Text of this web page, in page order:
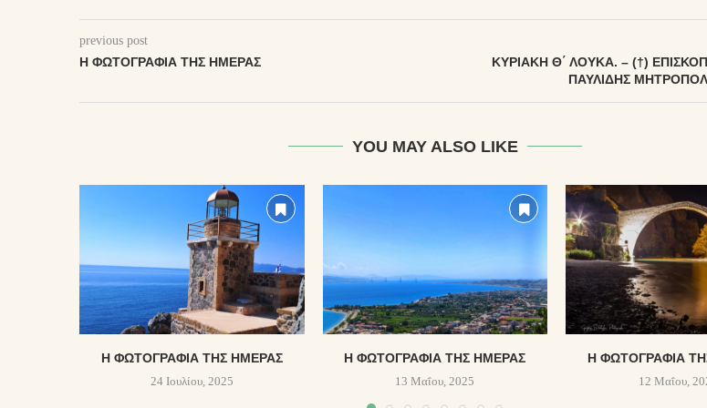
previous post
Η ΦΩΤΟΓΡΑΦΊΑ ΤΗΣ ΗΜΈΡΑΣ
ΚΥΡΙΑΚΉ Θ΄ ΛΟΥΚΆ. – (†)
ΠΑΥΛΊΔΗΣ
YOU MAY ALSO LIKE
Η ΦΩΤΟΓΡΑΦΊΑ ΤΗΣ ΗΜΈΡΑΣ
24 Ιουλίου, 2025
Η ΦΩΤΟΓΡΑΦΊΑ ΤΗΣ ΗΜΈΡΑΣ
13 Μαΐου, 2025
Η ΦΩΤΟΓΡΑΦΊΑ
12 Μαΐου,